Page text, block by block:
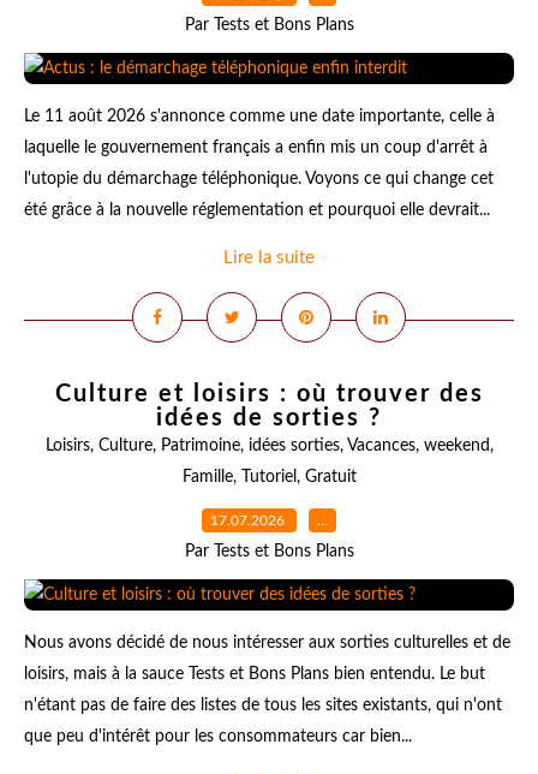
Par Tests et Bons Plans
Le 11 août 2026 s'annonce comme une date importante, celle à
laquelle le gouvernement français a enfin mis un coup d'arrêt à
l'utopie du démarchage téléphonique. Voyons ce qui change cet
été grâce à la nouvelle réglementation et pourquoi elle devrait...
Lire la suite
Culture et loisirs : où trouver des
idées de sorties ?
Loisirs, Culture, Patrimoine, idées sorties, Vacances, weekend,
Famille, Tutoriel , Gratuit
17.07.2026 …
Par Tests et Bons Plans
Nous avons décidé de nous intéresser aux sorties culturelles et de
loisirs, mais à la sauce Tests et Bons Plans bien entendu. Le but
n'étant pas de faire des listes de tous les sites existants, qui n'ont
que peu d'intérêt pour les consommateurs car bien...